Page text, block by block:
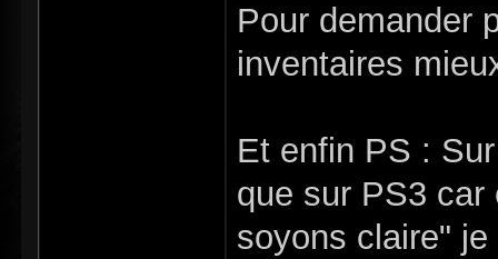
Pour demander
inventaires
Et enfin PS :
que sur PS3
soyons claire"